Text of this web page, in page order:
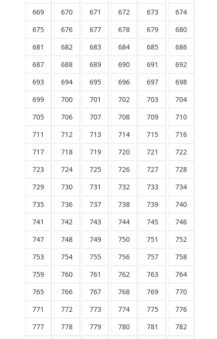
669
670 671 672 673
674
675
676 677 678 679
680
681
682 683 684 685
686
687
688 689 690 691
692
693
694 695 696 697
698
699
700 701 702 703
704
705
706 707 708 709
710
711
712 713 714 715
716
717
718 719 720 721
722
723
724 725 726 727
728
729
730 731 732 733
734
735
736 737 738 739
740
741
742 743 744 745
746
747
748 749 750 751
752
753
754 755 756 757
758
759
760 761 762 763
764
765
766 767 768 769
770
771
772 773 774 775
776
777
778 779 780 781
782